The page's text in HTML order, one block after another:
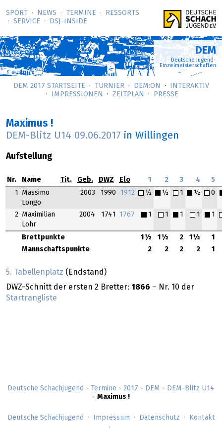
SPORT NEWS TERMINE
RESSORTS
SERVICE
DSJ-­INSIDE
Deutsche Schachjugend > Termine > 2017 > DEM > DEM-Blitz U14
> Maximus !
DEM
Deutsche Jugend-
Einzelmeisterschaften
DEM 2017 STARTSEITE TURNIER DEM:ON
INTERAKTIV
IMPRESSIONEN
ZEITPLAN PRESSE
Maximus !
DEM-Blitz U14 09.06.2017 in Willingen
Aufstellung
Nr. Name Tit. Geb. DWZ Elo 1 2 3 4 5
Brettpunkte 1½ 1½ 2 1½
1
Mannschaftspunkte
2 2 2 2 1
1
Massimo
Longo
2003 1990 1912 ½ ½ 1 ½ 0
2 Maximilian
Lohr
2004 1741 1767 1 1 1 1 1
5. Tabellenplatz (Endstand)
DWZ-Schnitt der ersten 2 Bretter: 1866 – Nr. 10 der
Startrangliste
Deutsche Schachjugend Impressum Datenschutz Kontakt